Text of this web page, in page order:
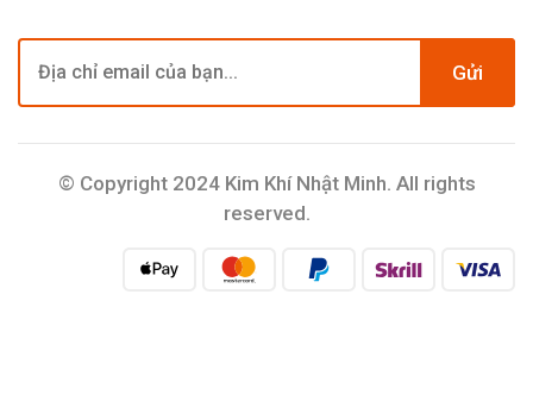
Gửi
© Copyright 2024 Kim Khí Nhật Minh. All rights
reserved.